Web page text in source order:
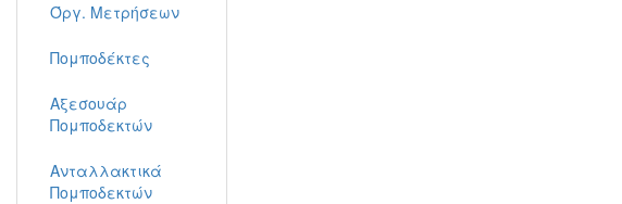
Όργ. Μετρήσεων
Πομποδέκτες
Αξεσουάρ
Πομποδεκτών
Ανταλλακτικά
Πομποδεκτών